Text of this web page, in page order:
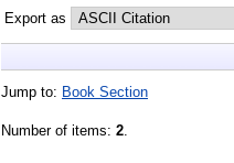
Export as
Jump to: Book Section
Number of items: 2